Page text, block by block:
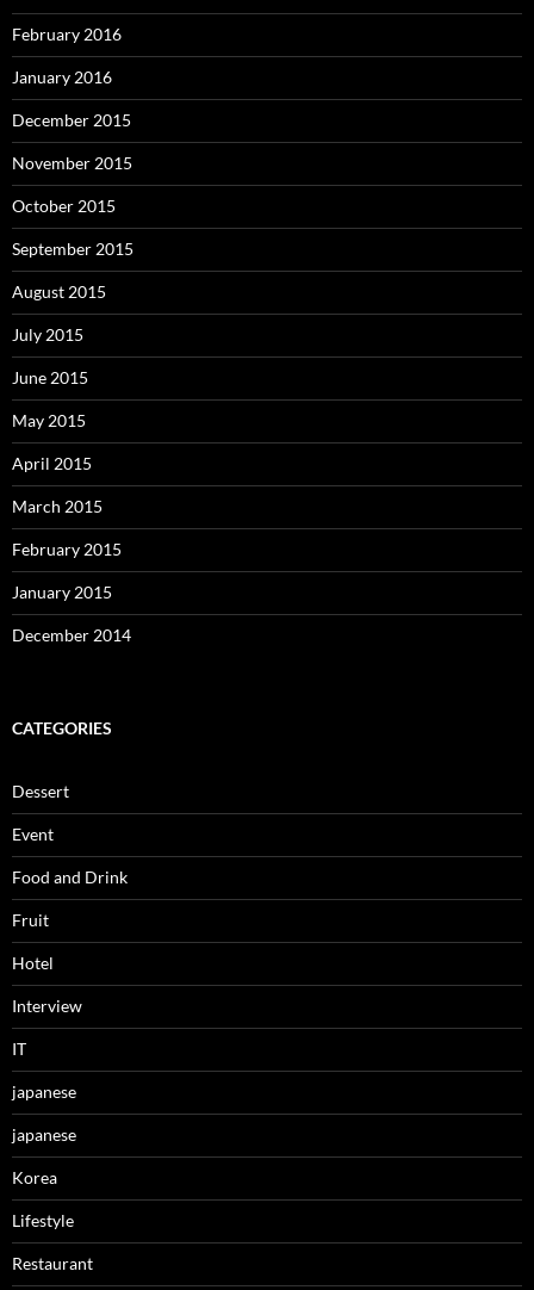
February 2016
January 2016
December 2015
November 2015
October 2015
September 2015
August 2015
July 2015
June 2015
May 2015
April 2015
March 2015
February 2015
January 2015
December 2014
CATEGORIES
Dessert
Event
Food and Drink
Fruit
Hotel
Interview
IT
japanese
japanese
Korea
Lifestyle
Restaurant